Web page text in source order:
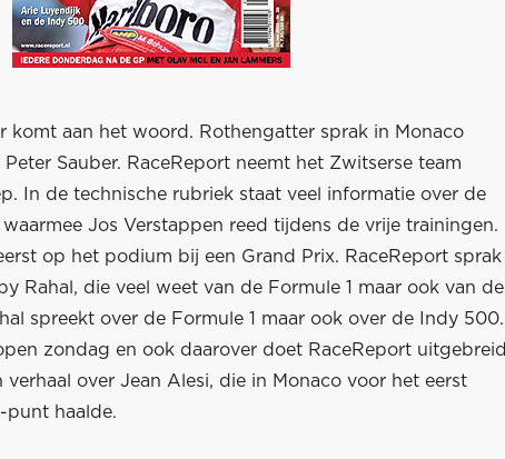
komt aan het woord. Rothengatter sprak in Monaco
Sauber. RaceReport neemt het Zwitserse team
In de technische rubriek staat veel informatie over de
Jos Verstappen reed tijdens de vrije trainingen.
op het podium bij een Grand Prix. RaceReport sprak
Rahal, die veel weet van de Formule 1 maar ook van de
spreekt over de Formule 1 maar ook over de Indy 500.
zondag en ook daarover doet RaceReport uitgebreid
verhaal over Jean Alesi, die in Monaco voor het eerst
punt haalde.